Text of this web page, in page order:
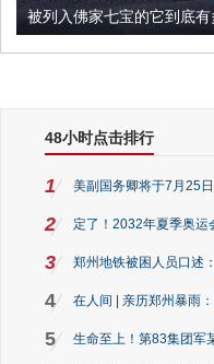
被列入佛家七宝的它到底有
48小时点击排行
1 美副国务卿将于7月25
2 定了！2032年夏季奥运
3 郑州地铁被困人员口述
4 在人间 | 亲历郑州暴雨
5 生命至上！第83集团军